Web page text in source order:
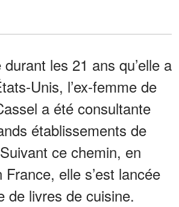
durant les 21 ans qu’elle a
Unis, l’ex-femme de
a été consultante
établissements de
ce chemin, en
France, elle s’est lancée
de livres de cuisine.